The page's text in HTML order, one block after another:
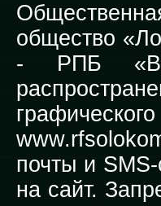
общество
- РПБ
почты и
на сайт.